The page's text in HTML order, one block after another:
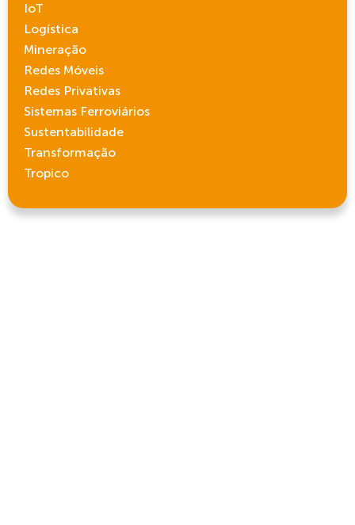
IoT
Logística
Mineração
Redes Móveis
Redes Privativas
Sistemas Ferroviários
Sustentabilidade
Transformação
Tropico